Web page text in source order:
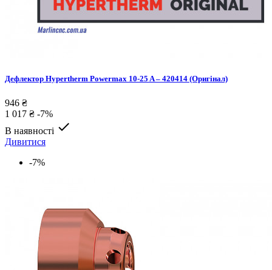
Дефлектор Hypertherm Powermax 10-25 A – 420414 (Оригінал)
946 ₴
1 017 ₴ -7%
В наявності 
Дивитися
-7%